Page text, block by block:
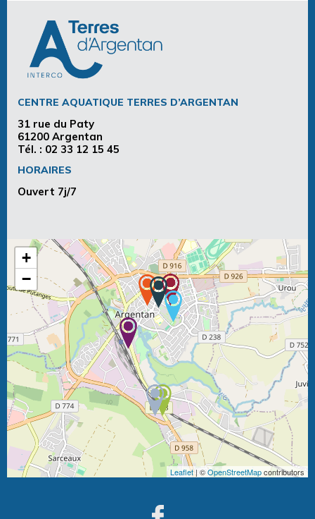
CENTRE AQUATIQUE TERRES D’ARGENTAN
31 rue du Paty
61200 Argentan
Tél. : 02 33 12 15 45
HORAIRES
Ouvert 7j/7
+
−
Leaflet| ©OpenStreetMapcontributors